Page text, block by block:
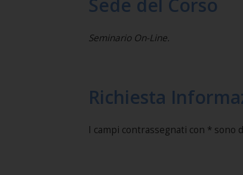
Sede del Corso
Seminario On-Line.
Richiesta
I campi contrassegnati con * sono